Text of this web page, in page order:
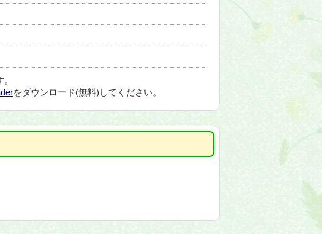
をダウンロード(無料)してください。